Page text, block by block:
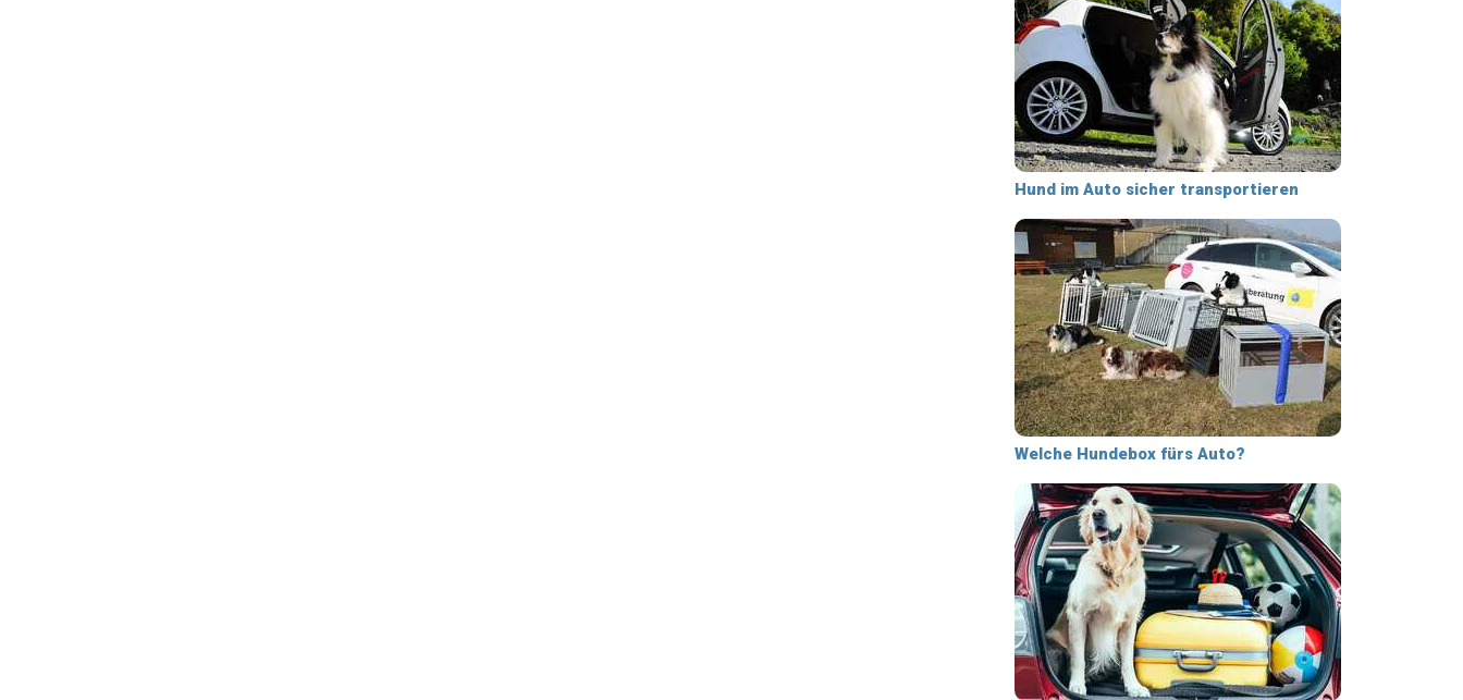
Hund im Auto sicher transportieren
Welche Hundebox fürs Auto?